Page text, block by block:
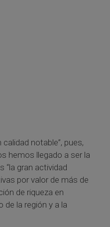
notable”, pues,
hemos llegado a ser la
gran actividad
por valor de más de
de riqueza en
la región y a la